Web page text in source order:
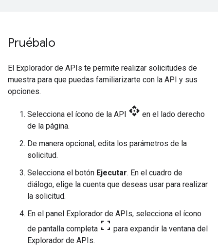
Pruébalo
El Explorador de APIs te permite realizar solicitudes de
muestra para que puedas familiarizarte con la API y sus
opciones.
Selecciona el ícono de la API api en el lado derecho
de la página.
De manera opcional, edita los parámetros de la
solicitud.
Selecciona el botón Ejecutar. En el cuadro de
diálogo, elige la cuenta que deseas usar para realizar
la solicitud.
En el panel Explorador de APIs, selecciona el ícono
de pantalla completa fullscreen para expandir la ventana del
Explorador de APIs.